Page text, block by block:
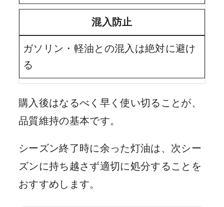
混入防止
ガソリン・軽油との混入は絶対に避け
る
購入後はなるべく早く使い切ることが、
品質維持の基本です。
シーズン終了時に余った灯油は、次シー
ズンに持ち越さず適切に処分することを
おすすめします。